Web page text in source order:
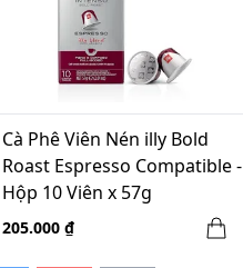
Cà Phê Viên Nén illy Bold
Roast Espresso Compatible -
Hộp 10 Viên x 57g
205.000 ₫